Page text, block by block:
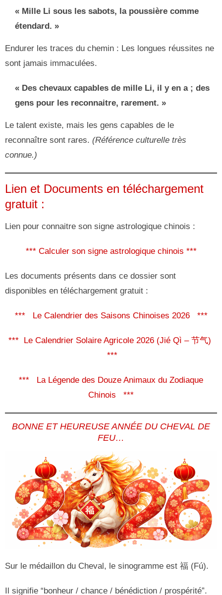
« Mille Li sous les sabots, la poussière comme
étendard. »
Endurer les traces du chemin : Les longues réussites ne
sont jamais immaculées.
« Des chevaux capables de mille Li, il y en a ; des
gens pour les reconnaitre, rarement. »
Le talent existe, mais les gens capables de le
reconnaître sont rares. (Référence culturelle très
connue.)
Lien et Documents en téléchargement
gratuit :
Lien pour connaitre son signe astrologique chinois :
*** Calculer son signe astrologique chinois ***
Les documents présents dans ce dossier sont
disponibles en téléchargement gratuit :
*** Le Calendrier des Saisons Chinoises 2026 ***
*** Le Calendrier Solaire Agricole 2026 (Jié Qì – 节气)
***
*** La Légende des Douze Animaux du Zodiaque
Chinois ***
BONNE ET HEUREUSE ANNÉE DU CHEVAL DE
FEU…
Sur le médaillon du Cheval, le sinogramme est 福 (Fú).
Il signifie “bonheur / chance / bénédiction / prospérité”.